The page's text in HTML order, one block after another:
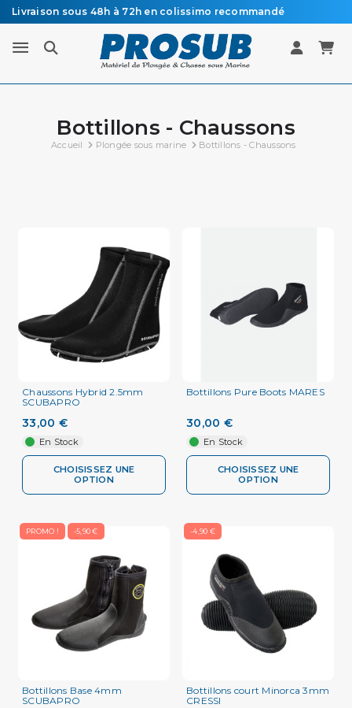
Livraison sous 48h à 72h en colissimo recommandé
Vente de matériel de plongée
Bottillons - Chaussons
Accueil Plongée sous marine Bottillons - Chaussons
Chaussons Hybrid 2.5mm
SCUBAPRO
33,00 €
En Stock
CHOISISSEZ UNE
OPTION
Bottillons Pure Boots MARES
30,00 €
En Stock
CHOISISSEZ UNE
OPTION
PROMO ! -5,90 €
Bottillons Base 4mm
SCUBAPRO
-4,90 €
Bottillons court Minorca 3mm
CRESSI